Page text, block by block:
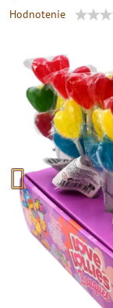
Hodnotenie